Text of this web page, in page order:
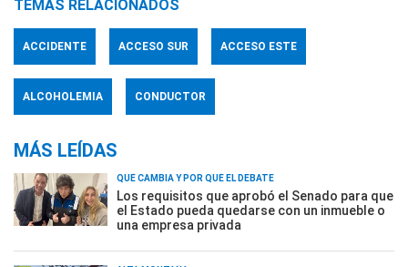
TEMAS RELACIONADOS
ACCIDENTE ACCESO SUR ACCESO ESTE
ALCOHOLEMIA CONDUCTOR
MÁS LEÍDAS
QUÉ CAMBIA Y POR QUÉ EL DEBATE
Los requisitos que aprobó el Senado para que
el Estado pueda quedarse con un inmueble o
una empresa privada